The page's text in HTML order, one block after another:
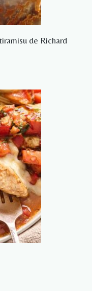
de Richard